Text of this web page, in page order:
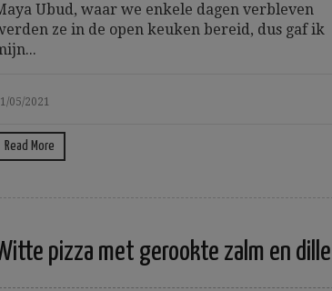
Ubud, waar we enkele dagen verbleven
ze in de open keuken bereid, dus gaf ik
05/2021
Read More
pizza met gerookte zalm en dille